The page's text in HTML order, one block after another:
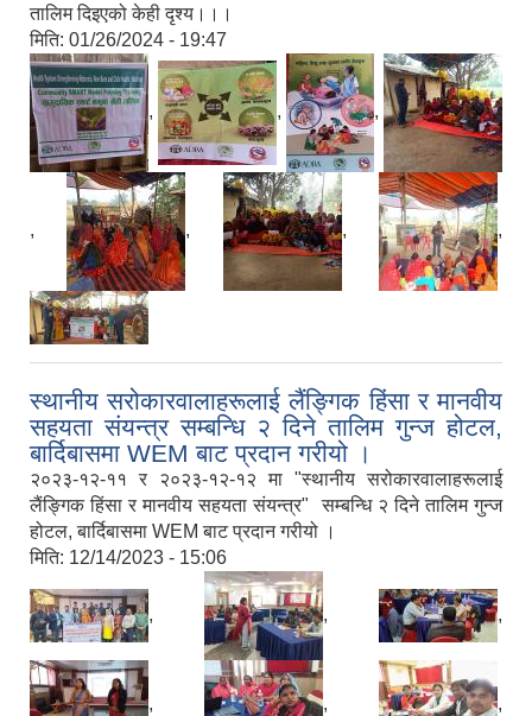
तालिम दिइएको केही दृश्य।।।
मिति: 01/26/2024 - 19:47
, , ,
, , , ,
स्थानीय सरोकारवालाहरूलाई लैंङ्गिक हिंसा र मानवीय
सहयता संयन्‍‍त्र सम्बन्धि २ दिने तालिम गुन्ज होटल,
बार्दिबासमा WEM बाट प्रदान गरीयो ।
२०२३-१२-११ र २०२३-१२-१२ मा "स्थानीय सरोकारवालाहरूलाई
लैंङ्गिक हिंसा र मानवीय सहयता संयन्‍‍त्र" सम्बन्धि २ दिने तालिम गुन्ज
होटल, बार्दिबासमा WEM बाट प्रदान गरीयो ।
मिति: 12/14/2023 - 15:06
, , ,
, , ,